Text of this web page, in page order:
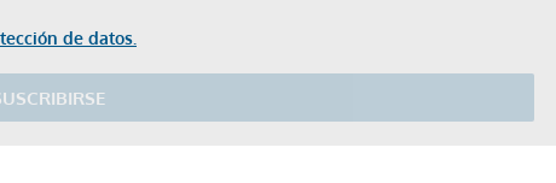
de datos.